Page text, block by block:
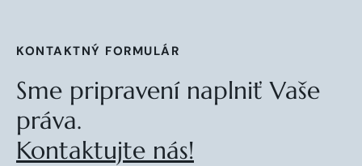
KONTAKTNÝ FORMULÁR
Sme pripravení naplniť Vaše
práva.
Kontaktujte nás!